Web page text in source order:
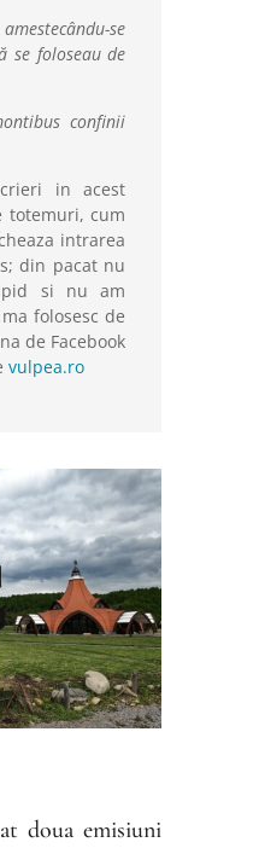
se
se foloseau de
confinii
in acest
totemuri, cum
intrarea
din pacat nu
si nu am
folosesc de
de Facebook
vulpea.ro
doua emisiuni